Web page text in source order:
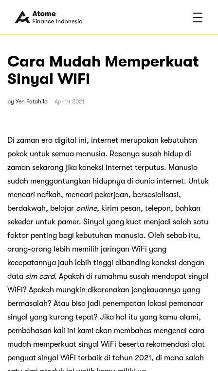
Cara Mudah Memperkuat
Sinyal WiFi
by Yen Fatahila Apr 14 2021
Di zaman era digital ini, internet merupakan kebutuhan
pokok untuk semua manusia. Rasanya susah hidup di
zaman sekarang jika koneksi internet terputus. Manusia
sudah menggantungkan hidupnya di dunia internet. Untuk
mencari nafkah, mencari pekerjaan, bersosialisasi,
berdakwah, belajar online, kirim pesan, telepon, bahkan
sekedar untuk pamer. Sinyal yang kuat menjadi salah satu
faktor penting bagi kebutuhan manusia. Oleh sebab itu,
orang-orang lebih memilih jaringan WiFi yang
kecepatannya jauh lebih tinggi dibanding koneksi dengan
data sim card. Apakah di rumahmu susah mendapat sinyal
WiFi? Apakah mungkin dikarenakan jangkauannya yang
bermasalah? Atau bisa jadi penempatan lokasi pemancar
sinyal yang kurang tepat? Jika hal itu yang kamu alami,
pembahasan kali ini kami akan membahas mengenai cara
mudah memperkuat sinyal WiFi beserta rekomendasi alat
penguat sinyal WiFi terbaik di tahun 2021, di mana salah